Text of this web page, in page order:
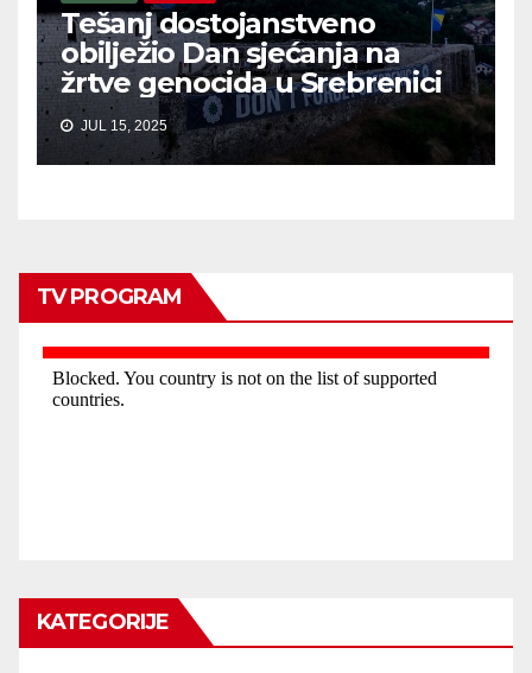
Tešanj dostojanstveno
obilježio Dan sjećanja na
žrtve genocida u Srebrenici
JUL 15, 2025
TV PROGRAM
KATEGORIJE